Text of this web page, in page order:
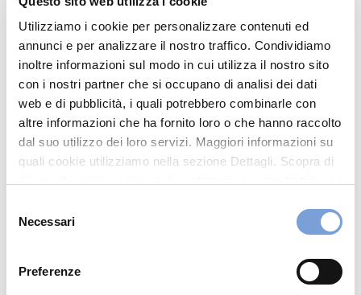
Utilizziamo i cookie per personalizzare contenuti ed
annunci e per analizzare il nostro traffico. Condividiamo
inoltre informazioni sul modo in cui utilizza il nostro sito
con i nostri partner che si occupano di analisi dei dati
web e di pubblicità, i quali potrebbero combinarle con
altre informazioni che ha fornito loro o che hanno raccolto
dal suo utilizzo dei loro servizi. Maggiori informazioni su
quali cookie utilizziamo nella sezione Dettagli. Scopra di
può trovare nel footer del sito nella sezione "Informativa
delNecessari
Preferenze
Indicazioni
0425474992
CARROZZERIAFORMULA2@GMAIL.COM
Chiama ora